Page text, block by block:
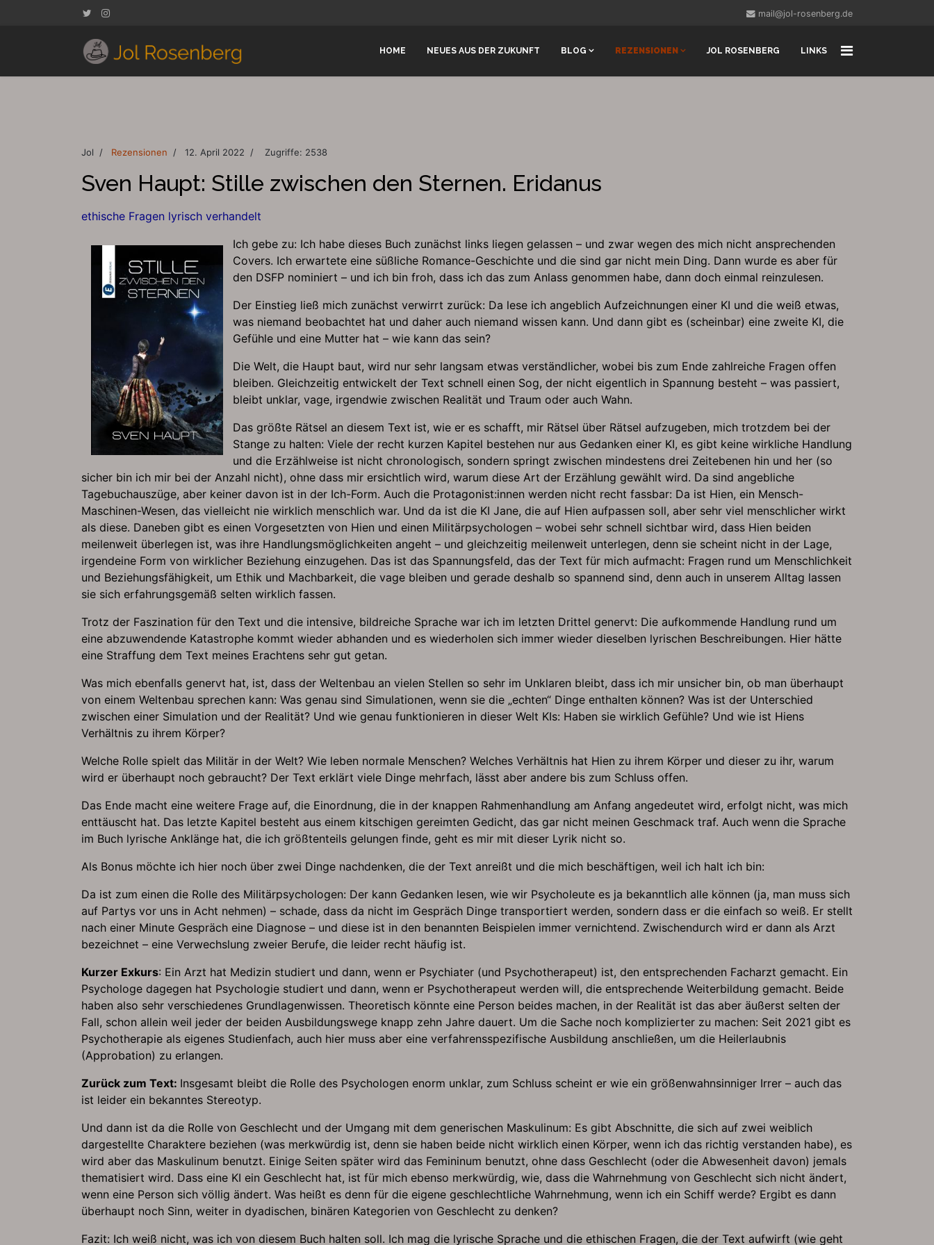
mail@jol-rosenberg.de
HOME NEUES AUS DER ZUKUNFT BLOG REZENSIONEN JOL ROSENBERG LINKS
Jol Rezensionen 12. April 2022 Zugriffe: 2538
Sven Haupt: Stille zwischen den Sternen. Eridanus
ethische Fragen lyrisch verhandelt
Ich gebe zu: Ich habe dieses Buch zunächst links liegen gelassen – und zwar wegen des mich nicht ansprechenden
Covers. Ich erwartete eine süßliche Romance-Geschichte und die sind gar nicht mein Ding. Dann wurde es aber für
den DSFP nominiert – und ich bin froh, dass ich das zum Anlass genommen habe, dann doch einmal reinzulesen.
Der Einstieg ließ mich zunächst verwirrt zurück: Da lese ich angeblich Aufzeichnungen einer KI und die weiß etwas,
was niemand beobachtet hat und daher auch niemand wissen kann. Und dann gibt es (scheinbar) eine zweite KI, die
Gefühle und eine Mutter hat – wie kann das sein?
Die Welt, die Haupt baut, wird nur sehr langsam etwas verständlicher, wobei bis zum Ende zahlreiche Fragen offen
bleiben. Gleichzeitig entwickelt der Text schnell einen Sog, der nicht eigentlich in Spannung besteht – was passiert,
bleibt unklar, vage, irgendwie zwischen Realität und Traum oder auch Wahn.
Das größte Rätsel an diesem Text ist, wie er es schafft, mir Rätsel über Rätsel aufzugeben, mich trotzdem bei der
Stange zu halten: Viele der recht kurzen Kapitel bestehen nur aus Gedanken einer KI, es gibt keine wirkliche Handlung
und die Erzählweise ist nicht chronologisch, sondern springt zwischen mindestens drei Zeitebenen hin und her (so
sicher bin ich mir bei der Anzahl nicht), ohne dass mir ersichtlich wird, warum diese Art der Erzählung gewählt wird. Da sind angebliche
Tagebuchauszüge, aber keiner davon ist in der Ich-Form. Auch die Protagonist:innen werden nicht recht fassbar: Da ist Hien, ein Mensch-
Maschinen-Wesen, das vielleicht nie wirklich menschlich war. Und da ist die KI Jane, die auf Hien aufpassen soll, aber sehr viel menschlicher wirkt
als diese. Daneben gibt es einen Vorgesetzten von Hien und einen Militärpsychologen – wobei sehr schnell sichtbar wird, dass Hien beiden
meilenweit überlegen ist, was ihre Handlungsmöglichkeiten angeht – und gleichzeitig meilenweit unterlegen, denn sie scheint nicht in der Lage,
irgendeine Form von wirklicher Beziehung einzugehen. Das ist das Spannungsfeld, das der Text für mich aufmacht: Fragen rund um Menschlichkeit
und Beziehungsfähigkeit, um Ethik und Machbarkeit, die vage bleiben und gerade deshalb so spannend sind, denn auch in unserem Alltag lassen
sie sich erfahrungsgemäß selten wirklich fassen.
Trotz der Faszination für den Text und die intensive, bildreiche Sprache war ich im letzten Drittel genervt: Die aufkommende Handlung rund um
eine abzuwendende Katastrophe kommt wieder abhanden und es wiederholen sich immer wieder dieselben lyrischen Beschreibungen. Hier hätte
eine Straffung dem Text meines Erachtens sehr gut getan.
Was mich ebenfalls genervt hat, ist, dass der Weltenbau an vielen Stellen so sehr im Unklaren bleibt, dass ich mir unsicher bin, ob man überhaupt
von einem Weltenbau sprechen kann: Was genau sind Simulationen, wenn sie die „echten“ Dinge enthalten können? Was ist der Unterschied
zwischen einer Simulation und der Realität? Und wie genau funktionieren in dieser Welt KIs: Haben sie wirklich Gefühle? Und wie ist Hiens
Verhältnis zu ihrem Körper?
Welche Rolle spielt das Militär in der Welt? Wie leben normale Menschen? Welches Verhältnis hat Hien zu ihrem Körper und dieser zu ihr, warum
wird er überhaupt noch gebraucht? Der Text erklärt viele Dinge mehrfach, lässt aber andere bis zum Schluss offen.
Das Ende macht eine weitere Frage auf, die Einordnung, die in der knappen Rahmenhandlung am Anfang angedeutet wird, erfolgt nicht, was mich
enttäuscht hat. Das letzte Kapitel besteht aus einem kitschigen gereimten Gedicht, das gar nicht meinen Geschmack traf. Auch wenn die Sprache
im Buch lyrische Anklänge hat, die ich größtenteils gelungen finde, geht es mir mit dieser Lyrik nicht so.
Als Bonus möchte ich hier noch über zwei Dinge nachdenken, die der Text anreißt und die mich beschäftigen, weil ich halt ich bin:
Da ist zum einen die Rolle des Militärpsychologen: Der kann Gedanken lesen, wie wir Psycholeute es ja bekanntlich alle können (ja, man muss sich
auf Partys vor uns in Acht nehmen) – schade, dass da nicht im Gespräch Dinge transportiert werden, sondern dass er die einfach so weiß. Er stellt
nach einer Minute Gespräch eine Diagnose – und diese ist in den benannten Beispielen immer vernichtend. Zwischendurch wird er dann als Arzt
bezeichnet – eine Verwechslung zweier Berufe, die leider recht häufig ist.
Kurzer Exkurs: Ein Arzt hat Medizin studiert und dann, wenn er Psychiater (und Psychotherapeut) ist, den entsprechenden Facharzt gemacht. Ein
Psychologe dagegen hat Psychologie studiert und dann, wenn er Psychotherapeut werden will, die entsprechende Weiterbildung gemacht. Beide
haben also sehr verschiedenes Grundlagenwissen. Theoretisch könnte eine Person beides machen, in der Realität ist das aber äußerst selten der
Fall, schon allein weil jeder der beiden Ausbildungswege knapp zehn Jahre dauert. Um die Sache noch komplizierter zu machen: Seit 2021 gibt es
Psychotherapie als eigenes Studienfach, auch hier muss aber eine verfahrensspezifische Ausbildung anschließen, um die Heilerlaubnis
(Approbation) zu erlangen.
Zurück zum Text: Insgesamt bleibt die Rolle des Psychologen enorm unklar, zum Schluss scheint er wie ein größenwahnsinniger Irrer – auch das
ist leider ein bekanntes Stereotyp.
Und dann ist da die Rolle von Geschlecht und der Umgang mit dem generischen Maskulinum: Es gibt Abschnitte, die sich auf zwei weiblich
dargestellte Charaktere beziehen (was merkwürdig ist, denn sie haben beide nicht wirklich einen Körper, wenn ich das richtig verstanden habe), es
wird aber das Maskulinum benutzt. Einige Seiten später wird das Femininum benutzt, ohne dass Geschlecht (oder die Abwesenheit davon) jemals
thematisiert wird. Dass eine KI ein Geschlecht hat, ist für mich ebenso merkwürdig, wie, dass die Wahrnehmung von Geschlecht sich nicht ändert,
wenn eine Person sich völlig ändert. Was heißt es denn für die eigene geschlechtliche Wahrnehmung, wenn ich ein Schiff werde? Ergibt es dann
überhaupt noch Sinn, weiter in dyadischen, binären Kategorien von Geschlecht zu denken?
Fazit: Ich weiß nicht, was ich von diesem Buch halten soll. Ich mag die lyrische Sprache und die ethischen Fragen, die der Text aufwirft (wie geht